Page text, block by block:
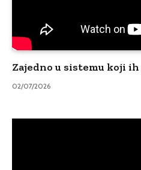
Zajedno u sistemu koji
02/07/2026